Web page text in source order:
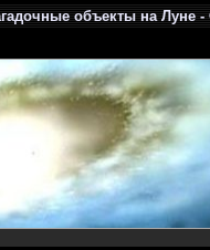
объекты на Луне